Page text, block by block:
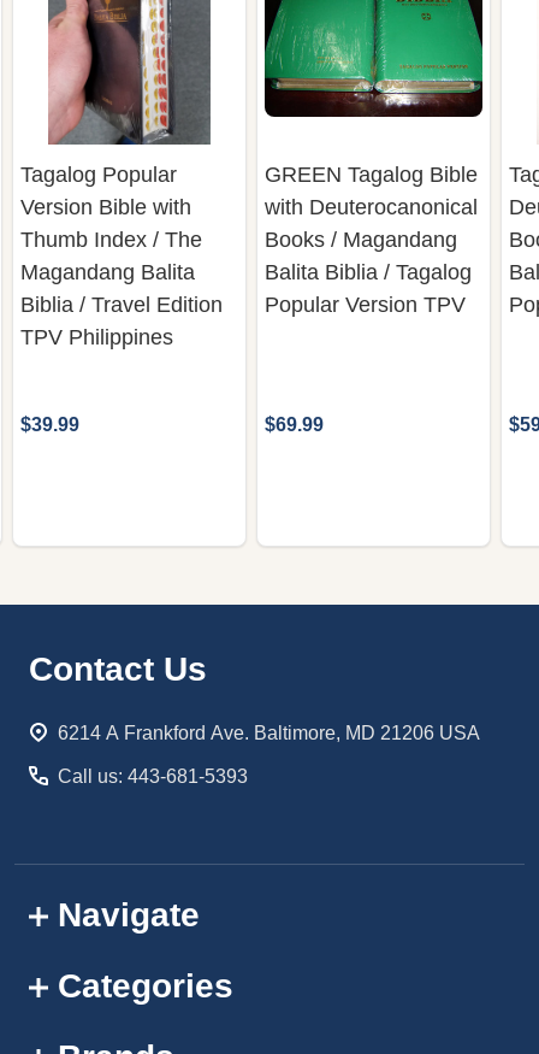
Tagalog Popular
Version Bible with
Thumb Index / The
Magandang Balita
Biblia / Travel Edition
TPV Philippines
$39.99
GREEN Tagalog Bible
with Deuterocanonical
Books / Magandang
Balita Biblia / Tagalog
Popular Version TPV
$69.99
Footer
Contact Us
6214 A Frankford Ave. Baltimore, MD 21206 USA
Call us: 443-681-5393
Navigate
Categories